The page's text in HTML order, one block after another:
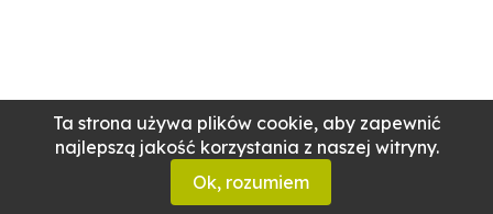
Ta strona używa plików cookie, aby zapewnić
najlepszą jakość korzystania z naszej witryny.
Ok, rozumiem